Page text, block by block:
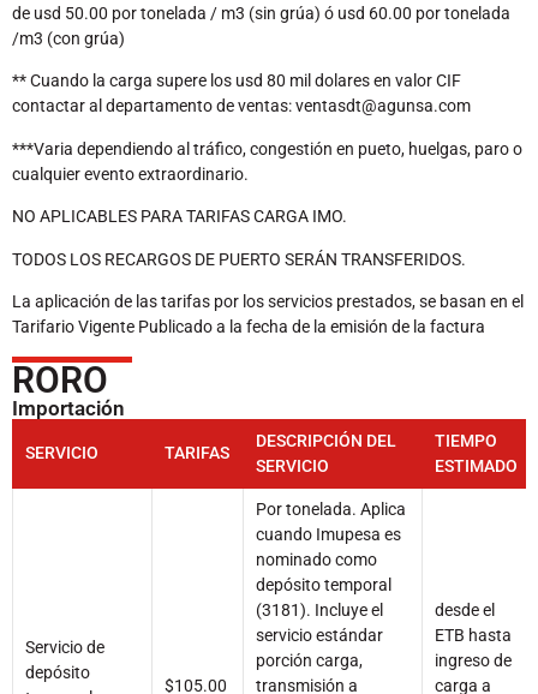
de usd 50.00 por tonelada / m3 (sin grúa) ó usd 60.00 por tonelada
/m3 (con grúa)
** Cuando la carga supere los usd 80 mil dolares en valor CIF
contactar al departamento de ventas: ventasdt@agunsa.com
***Varia dependiendo al tráfico, congestión en pueto, huelgas, paro o
cualquier evento extraordinario.
NO APLICABLES PARA TARIFAS CARGA IMO.
TODOS LOS RECARGOS DE PUERTO SERÁN TRANSFERIDOS.
La aplicación de las tarifas por los servicios prestados, se basan en el
Tarifario Vigente Publicado a la fecha de la emisión de la factura
RORO
Importación
SERVICIO TARIFAS
DESCRIPCIÓN DEL
SERVICIO
TIEMPO
ESTIMADO
Servicio de
depósito
$105.00
Por tonelada. Aplica
cuando Imupesa es
nominado como
depósito temporal
(3181). Incluye el
servicio estándar
porción carga,
transmisión a
desde el
ETB hasta
ingreso de
carga a